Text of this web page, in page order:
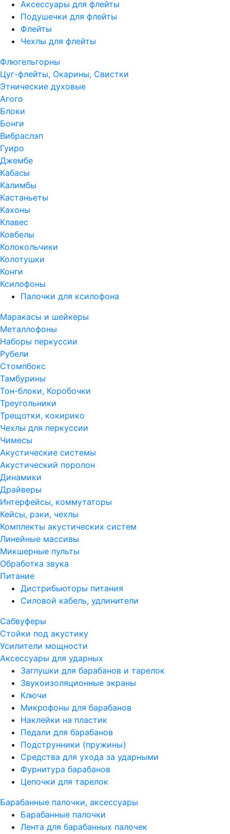
Аксессуары для флейты
Подушечки для флейты
Флейты
Чехлы для флейты
Флюгельгорны
Цуг-флейты, Окарины, Свистки
Этнические духовые
Агого
Блоки
Бонги
Вибраслэп
Гуиро
Джембе
Кабасы
Калимбы
Кастаньеты
Кахоны
Клавес
Ковбелы
Колокольчики
Колотушки
Конги
Ксилофоны
Палочки для ксилофона
Маракасы и шейкеры
Металлофоны
Наборы перкуссии
Рубели
Стомпбокс
Тамбурины
Тон-блоки, Коробочки
Треугольники
Трещотки, кокирико
Чехлы для перкуссии
Чимесы
Акустические системы
Акустический поролон
Динамики
Драйверы
Интерфейсы, коммутаторы
Кейсы, рэки, чехлы
Комплекты акустических систем
Линейные массивы
Микшерные пульты
Обработка звука
Питание
Дистрибьюторы питания
Силовой кабель, удлинители
Сабвуферы
Стойки под акустику
Усилители мощности
Аксессуары для ударных
Заглушки для барабанов и тарелок
Звукоизоляционные экраны
Ключи
Микрофоны для барабанов
Наклейки на пластик
Педали для барабанов
Подструнники (пружины)
Средства для ухода за ударными
Фурнитура барабанов
Цепочки для тарелок
Барабанные палочки, аксессуары
Барабанные палочки
Лента для барабанных палочек